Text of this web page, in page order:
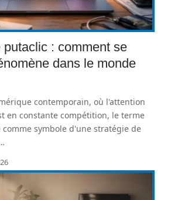
putaclic : comment se
dans le monde
contemporain, où l'attention
en constante compétition, le terme
symbole d'une stratégie de